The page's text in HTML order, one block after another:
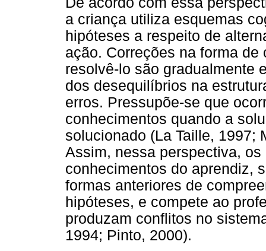
a criança utiliza esquemas
hipóteses a respeito de
ação. Correções na forma
resolvê-lo são gradualmente
dos desequilíbrios na
erros. Pressupõe-se que
conhecimentos quando a
solucionado (La Taille, 1997;
Assim, nessa perspectiva,
conhecimentos do aprendiz,
formas anteriores de
hipóteses, e compete ao
produzam conflitos no
1994; Pinto, 2000).